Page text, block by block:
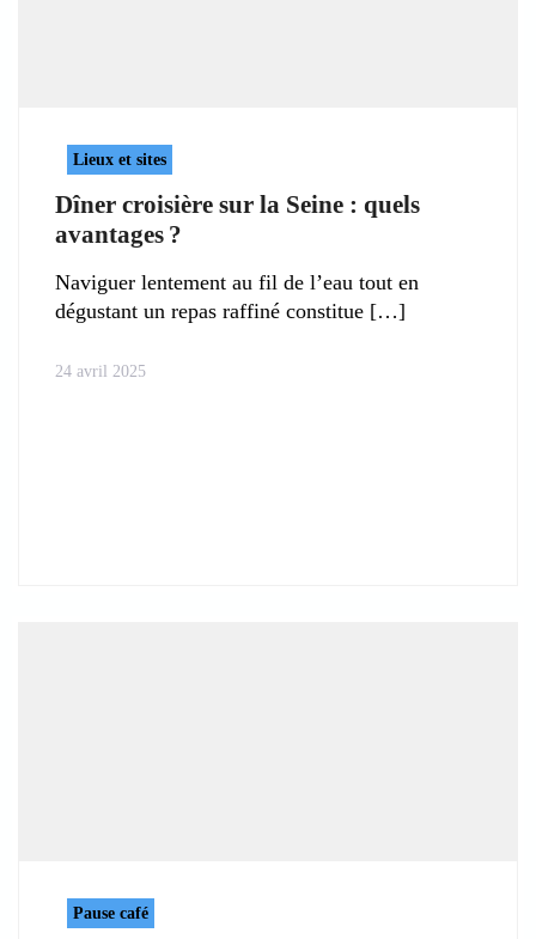
Lieux et sites
Dîner croisière sur la Seine : quels
avantages ?
Naviguer lentement au fil de l’eau tout en
dégustant un repas raffiné constitue
24 avril 2025
Pause café